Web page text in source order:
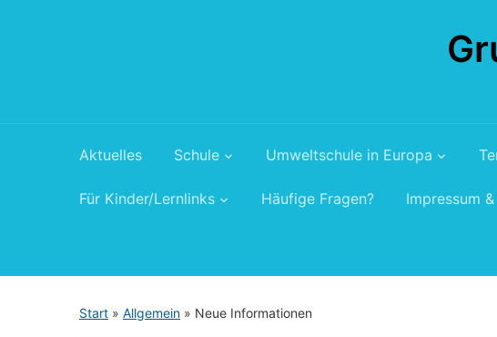
Aktuelles Schule Umweltschule in Europa
Für Kinder/Lernlinks Häufige Fragen? Impressum
Start » Allgemein » Neue Informationen